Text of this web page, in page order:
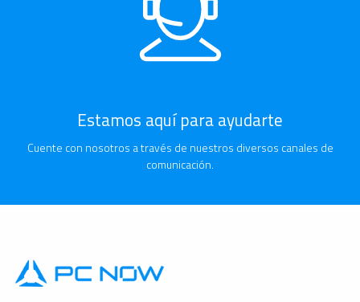
Estamos aquí para ayudarte
Cuente con nosotros a través de nuestros diversos canales de
comunicación.